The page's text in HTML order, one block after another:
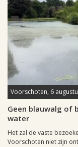
Voorschoten, 6
Geen blauwalg of
water
Het zal de vaste
Voorschoten niet zijn